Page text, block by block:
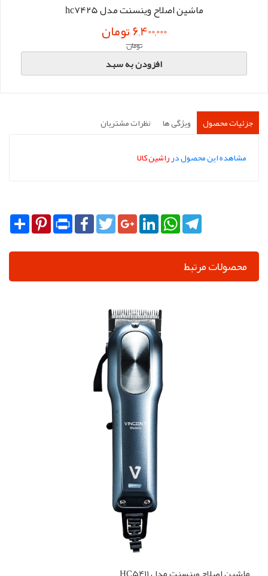
ماشین اصلاح وینسنت مدل hc7425
6,400,000 تومان
تومان
افزودن به سبد
جزئیات محصول ویژگی ها نظرات مشتریان
مشاهده این محصول درراشین کالا
Share PinterestPrint FacebookTwitterGoogle+LinkedInWhatsApp
محصولات مرتبط